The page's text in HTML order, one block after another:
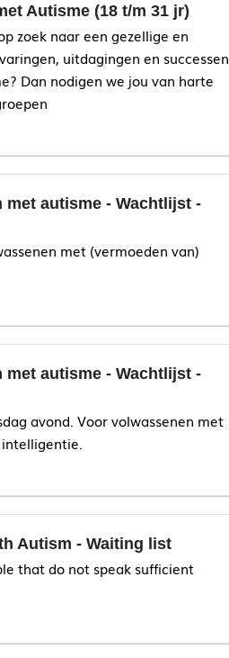
Autisme (18 t/m 31 jr)
zoek naar een gezellige en
uitdagingen en successen
Dan nodigen we jou van harte
autisme - Wachtlijst -
met (vermoeden van)
autisme - Wachtlijst -
avond. Voor volwassenen met
Autism - Waiting list
that do not speak sufficient